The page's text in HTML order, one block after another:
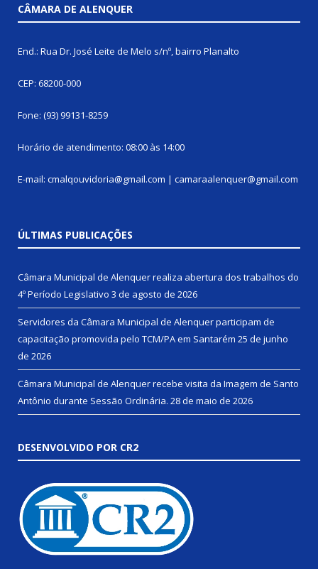
CÂMARA DE ALENQUER
End.: Rua Dr. José Leite de Melo s/nº, bairro Planalto
CEP: 68200-000
Fone: (93) 99131-8259
Horário de atendimento: 08:00 às 14:00
E-mail: cmalqouvidoria@gmail.com | camaraalenquer@gmail.com
ÚLTIMAS PUBLICAÇÕES
Câmara Municipal de Alenquer realiza abertura dos trabalhos do
4º Período Legislativo 3 de agosto de 2026
Servidores da Câmara Municipal de Alenquer participam de
capacitação promovida pelo TCM/PA em Santarém 25 de junho
de 2026
Câmara Municipal de Alenquer recebe visita da Imagem de Santo
Antônio durante Sessão Ordinária. 28 de maio de 2026
DESENVOLVIDO POR CR2